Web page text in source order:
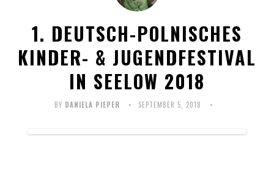
1. DEUTSCH-POLNISCHES
KINDER- & JUGENDFESTIVAL
IN SEELOW 2018
BY DANIELA PIEPER SEPTEMBER 5, 2018